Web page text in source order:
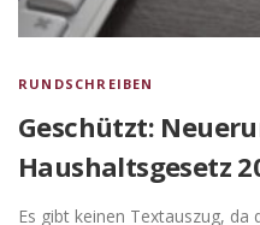
RUNDSCHREIBEN
Geschützt:
Haushaltsgesetz
Es gibt keinen Textauszug,